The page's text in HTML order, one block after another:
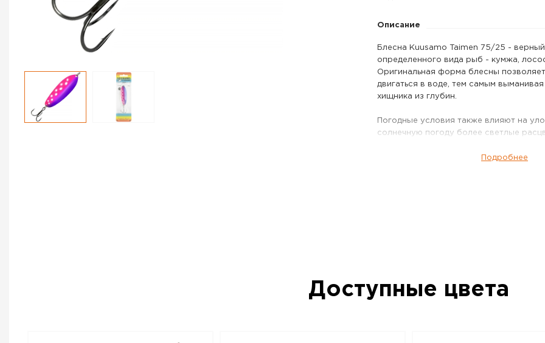
Описание
Блесна Kuusamo Taimen 75/25 -
определенного вида рыб - кумжа,
Оригинальная форма блесны
двигаться в воде, тем самым
хищника из глубин.
Погодные условия также влияют на
солнечную погоду более светлые
Блесна колеблющаяся KUUSAMO
W/BLU/Li-S, UV – данный товар
Подробнее
Доступные цвета